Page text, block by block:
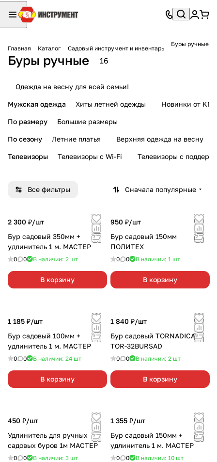
Главная Каталог Садовый инструмент и инвентарь
Буры ручные
Буры ручные 16
Одежда на весну для всей семьи!
Мужская одежда Хиты летней одежды Новинки от KMI
По размеру Большие размеры
По сезону Летние платья Верхняя одежда на весну
Телевизоры Телевизоры с Wi-Fi Телевизоры с
Все фильтры Сначала популярные
2 300 ₽/шт
Бур садовый 350мм +
удлинитель 1 м. МАСТЕР
0 0 В наличии: 2 шт
В корзину
950 ₽/шт
Бур садовый 150мм
ПОЛИТЕХ
0 0 В наличии: 1 шт
В корзину
1 185 ₽/шт
Бур садовый 100мм +
удлинитель 1 м. МАСТЕР
0 0 В наличии: 24 шт
В корзину
1 840 ₽/шт
Бур садовый TORNADICA
TOR-32BURSAD
0 0 В наличии: 2 шт
В корзину
450 ₽/шт
Удлинитель для ручных
садовых буров 1м МАСТЕР
0 0 В наличии: 3 шт
1 355 ₽/шт
Бур садовый 150мм +
удлинитель 1 м. МАСТЕР
0 0 В наличии: 10 шт